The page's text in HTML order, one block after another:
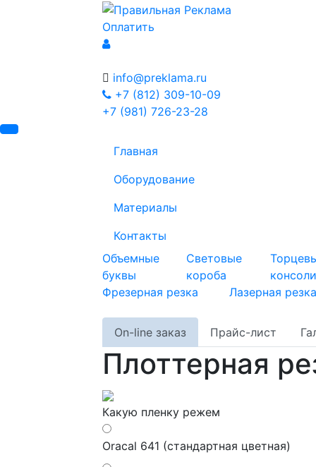
Оплатить
info@preklama.ru
+7 (812) 309-10-09
+7 (981) 726-23-28
Главная
Оборудование
Материалы
Контакты
Объемные
буквы
Световые
короба
Фрезерная резка
Лазерная резка
On-line заказ Прайс-лист
Плоттерная
Какую пленку режем
Oracal 641 (стандартная цветная)